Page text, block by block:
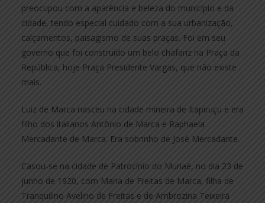
preocupou com a aparência e beleza do município e da
cidade, tendo especial cuidado com a sua urbanização,
calçamentos, paisagismo de suas praças. Foi em seu
governo que foi construído um belo chafariz na Praça da
República, hoje Praça Presidente Vargas, que não existe
mais.
Luiz de Marca nasceu na cidade mineira de Itapiruçu e era
filho dos italianos Antônio de Marca e Raphaela
Mercadante de Marca. Era sobrinho de José Mercadante.
Casou-se na cidade de Patrocínio do Muriaé, no dia 23 de
junho de 1920, com Maria de Freitas de Marca, filha de
Tranquilino Avelino de Freitas e de Ambrozina Teixeira